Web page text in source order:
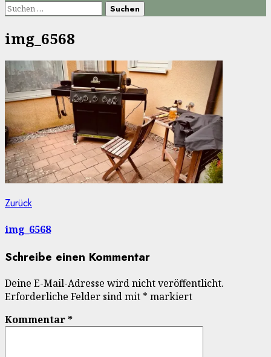
Suchen
img_6568
Beitragsnavigation
ZurückVorheriger
img_6568
Schreibe einen Kommentar
Deine E-Mail-Adresse wird nicht veröffentlicht.
Erforderliche Felder sind mit * markiert
Kommentar*